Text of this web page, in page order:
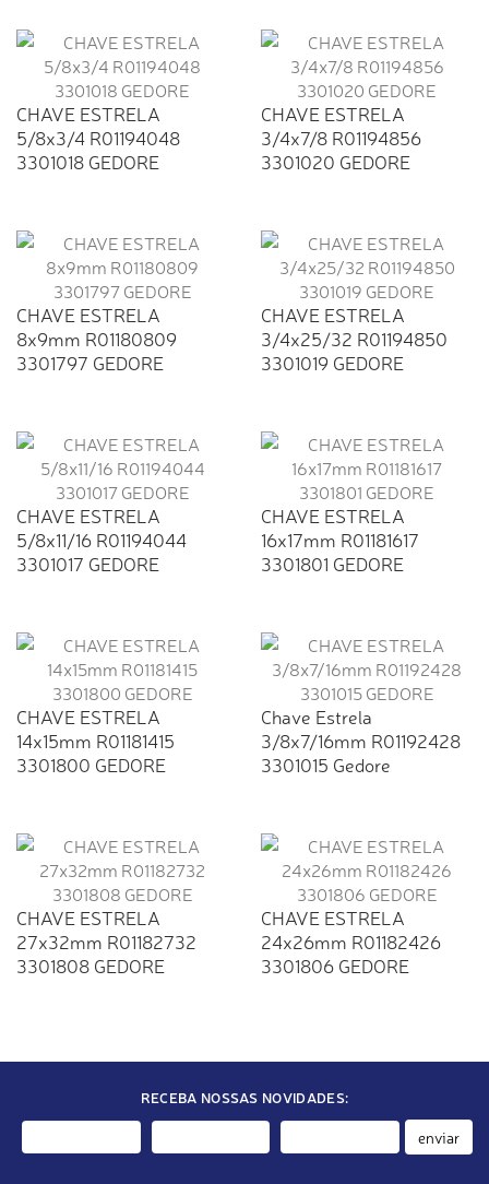
CHAVE ESTRELA
5/8x3/4 R01194048
3301018 GEDORE
CHAVE ESTRELA
3/4x7/8 R01194856
3301020 GEDORE
CHAVE ESTRELA
8x9mm R01180809
3301797 GEDORE
CHAVE ESTRELA
3/4x25/32 R01194850
3301019 GEDORE
CHAVE ESTRELA
5/8x11/16 R01194044
3301017 GEDORE
CHAVE ESTRELA
16x17mm R01181617
3301801 GEDORE
CHAVE ESTRELA
14x15mm R01181415
3301800 GEDORE
Chave Estrela
3/8x7/16mm R01192428
3301015 Gedore
CHAVE ESTRELA
27x32mm R01182732
3301808 GEDORE
CHAVE ESTRELA
24x26mm R01182426
3301806 GEDORE
RECEBA NOSSAS NOVIDADES:
enviar